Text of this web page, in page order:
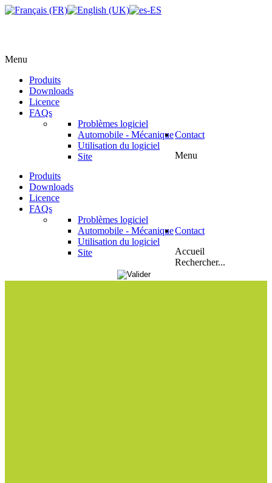
Menu
Produits
Downloads
Licence
FAQs
Problèmes logiciel
Automobile - Mécanique
Utilisation du logiciel
Site
Contact
Menu
Produits
Downloads
Licence
FAQs
Problèmes logiciel
Automobile - Mécanique
Utilisation du logiciel
Site
Contact
Accueil
Rechercher...